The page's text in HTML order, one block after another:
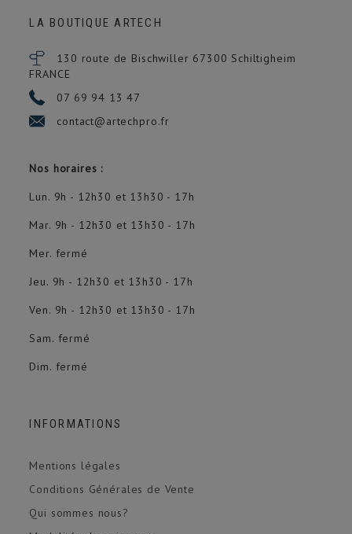
LA BOUTIQUE ARTECH
130 route de Bischwiller 67300 Schiltigheim
FRANCE
07 69 94 13 47
contact@artechpro.fr
Nos horaires :
Lun. 9h - 12h30 et 13h30 - 17h
Mar. 9h - 12h30 et 13h30 - 17h
Mer. fermé
Jeu. 9h - 12h30 et 13h30 - 17h
Ven. 9h - 12h30 et 13h30 - 17h
Sam. fermé
Dim. fermé
INFORMATIONS
Mentions légales
Conditions Générales de Vente
Qui sommes nous?